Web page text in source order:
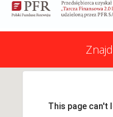
This page can't